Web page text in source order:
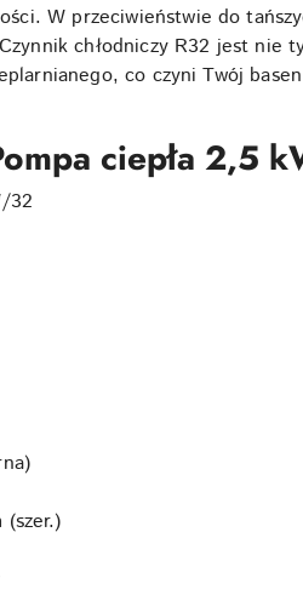
W przeciwieństwie do
chłodniczy R32 jest nie
co czyni Twój
ciepła 2,5
32